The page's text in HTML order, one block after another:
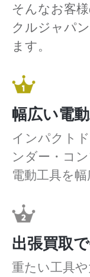
そんなお客
クルジャパ
ます。
幅広い電
インパクト
ンダー・コ
電動工具を
出張買取
重たい工具